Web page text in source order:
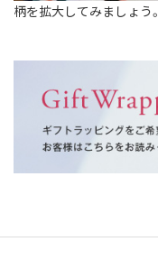
柄を拡大してみましょう。